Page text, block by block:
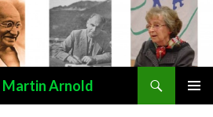
Martin Arnold